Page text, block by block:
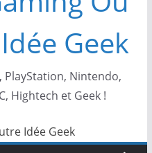
Geek
PlayStation, Nintendo,
Hightech et Geek !